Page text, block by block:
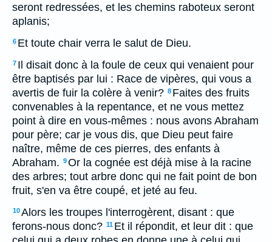
seront redressées, et les chemins raboteux seront
aplanis;
6 Et toute chair verra le salut de Dieu.
7 Il disait donc à la foule de ceux qui venaient pour
être baptisés par lui : Race de vipères, qui vous a
avertis de fuir la colère à venir? 8 Faites des fruits
convenables à la repentance, et ne vous mettez
point à dire en vous-mêmes : nous avons Abraham
pour père; car je vous dis, que Dieu peut faire
naître, même de ces pierres, des enfants à
Abraham. 9Or la cognée est déjà mise à la racine
des arbres; tout arbre donc qui ne fait point de bon
fruit, s'en va être coupé, et jeté au feu.
10Alors les troupes l'interrogèrent, disant : que
ferons-nous donc? 11 Et il répondit, et leur dit : que